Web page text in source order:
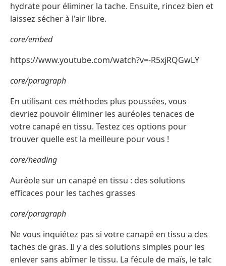
hydrate pour éliminer la tache. Ensuite, rincez bien et
laissez sécher à l'air libre.
core/embed
https://www.youtube.com/watch?v=-R5xjRQGwLY
core/paragraph
En utilisant ces méthodes plus poussées, vous
devriez pouvoir éliminer les auréoles tenaces de
votre canapé en tissu. Testez ces options pour
trouver quelle est la meilleure pour vous !
core/heading
Auréole sur un canapé en tissu : des solutions
efficaces pour les taches grasses
core/paragraph
Ne vous inquiétez pas si votre canapé en tissu a des
taches de gras. Il y a des solutions simples pour les
enlever sans abîmer le tissu. La fécule de maïs, le talc